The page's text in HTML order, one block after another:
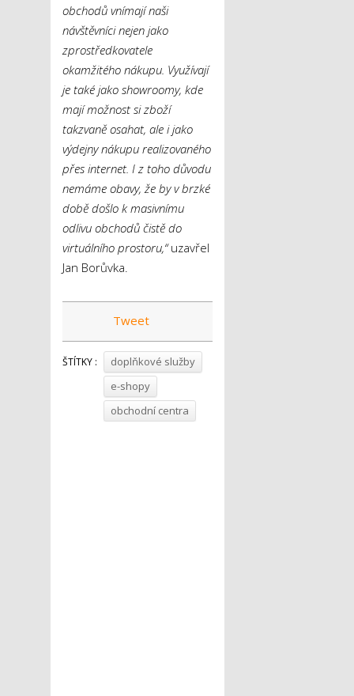
obchodů vnímají naši
návštěvníci nejen jako
zprostředkovatele
okamžitého nákupu. Využívají
je také jako showroomy, kde
mají možnost si zboží
takzvaně osahat, ale i jako
výdejny nákupu realizovaného
přes internet. I z toho důvodu
nemáme obavy, že by v brzké
době došlo k masivnímu
odlivu obchodů čistě do
virtuálního prostoru,“uzavřel
Jan Borůvka.
Tweet
ŠTÍTKY :
doplňkové služby
e-shopy
obchodní centra